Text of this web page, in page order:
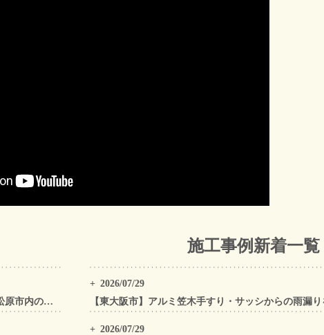
松原市の屋根工事・外壁工事・外装リフォームはゼファン！松原市内の工事事例もご紹介
施工事例新着一覧
2026/07/29
2026/07/29